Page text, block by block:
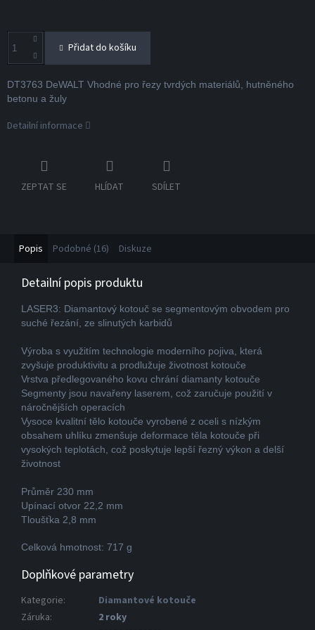
Přidat do košíku
DT3763 DeWALT Vhodné pro řezy tvrdých materiálů, hutněného
betonu a žuly
Detailní informace
ZEPTAT SE HLÍDAT SDÍLET
Popis Podobné (16) Diskuze
Detailní popis produktu
LASER3: Diamantový kotouč se segmentovým obvodem pro
suché řezání, ze slinutých karbidů
Výroba s využitím technologie moderního pojiva, která
zvyšuje produktivitu a prodlužuje životnost kotouče
Vrstva předlegovaného kovu chrání diamanty kotouče
Segmenty jsou navařeny laserem, což zaručuje použití v
náročnějších operacích
Vysoce kvalitní tělo kotouče vyrobené z oceli s nízkým
obsahem uhlíku zmenšuje deformace těla kotouče při
vysokých teplotách, což poskytuje lepší řezný výkon a delší
životnost
Průměr 230 mm
Upínací otvor 22,2 mm
Tloušťka 2,8 mm
Celková hmotnost: 717 g
Doplňkové parametry
Kategorie:
Diamantové kotouče
Záruka:
2 roky